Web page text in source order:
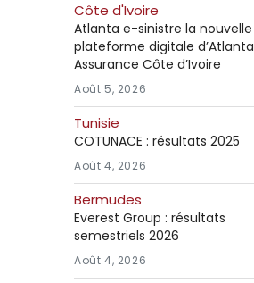
Côte d'Ivoire
Atlanta e-sinistre la nouvelle
plateforme digitale d’Atlanta
Assurance Côte d’Ivoire
Août 5, 2026
Tunisie
COTUNACE : résultats 2025
Août 4, 2026
Bermudes
Everest Group : résultats
semestriels 2026
Août 4, 2026